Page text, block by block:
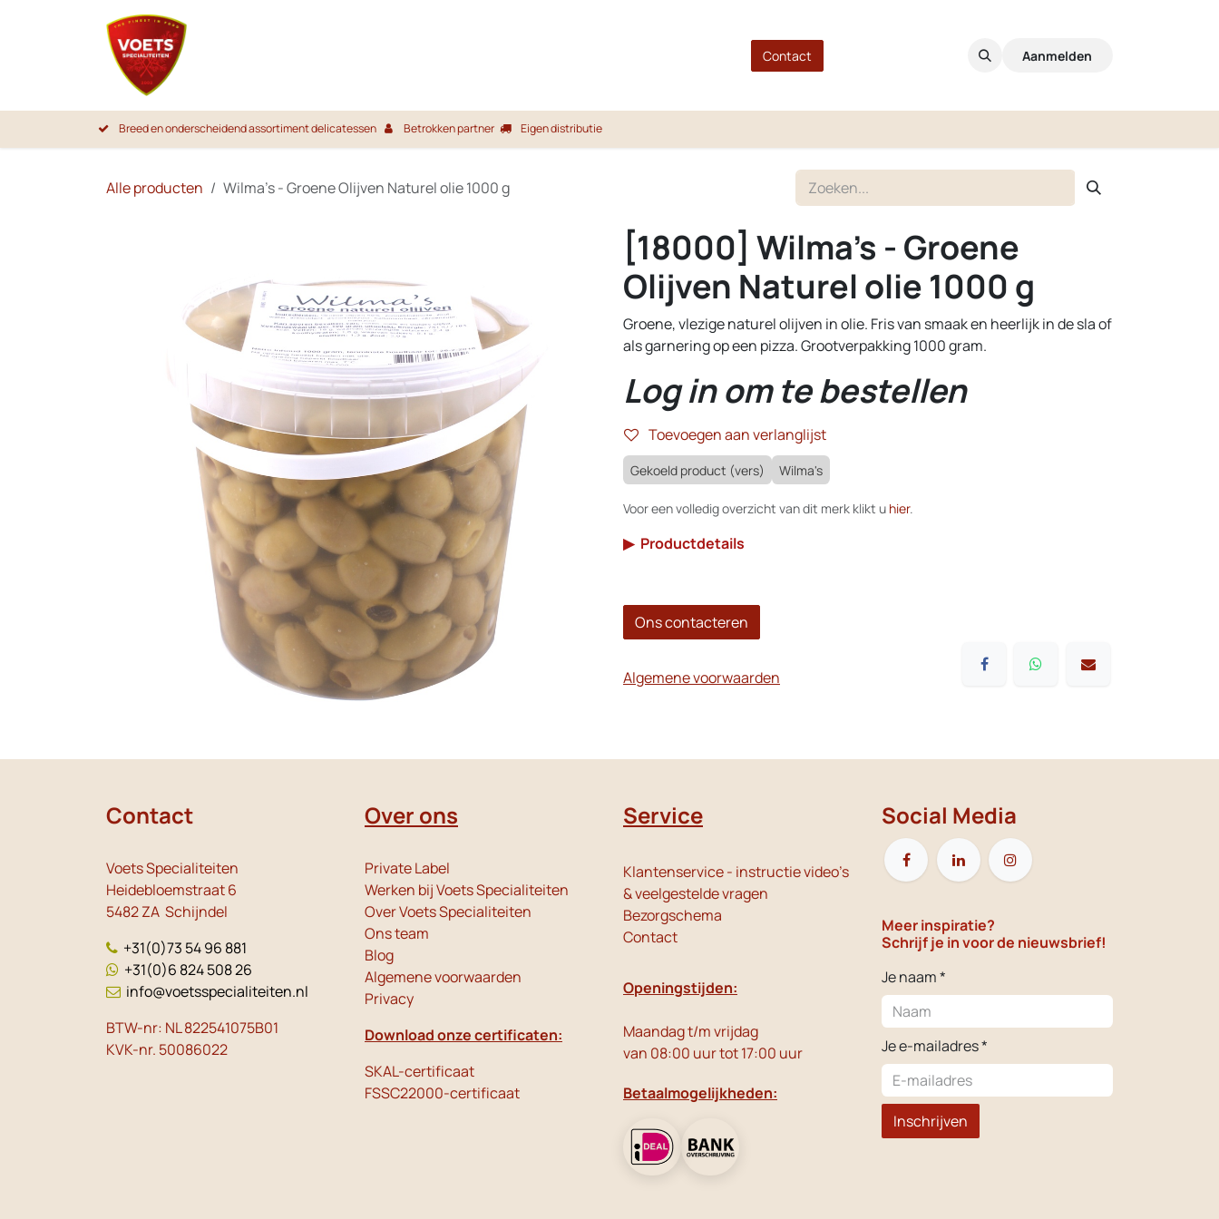
Overslaan naar inhoud
Contact Aanmelden
Breed en onderscheidend assortiment delicatessen Betrokken partner Eigen distributie
Alle producten Wilma's - Groene Olijven Naturel olie 1000 g
[18000] Wilma's - Groene
Olijven Naturel olie 1000 g
Groene, vlezige naturel olijven in olie. Fris van smaak en heerlijk in de sla of
als garnering op een pizza. Grootverpakking 1000 gram.
Log in om te bestellen
Toevoegen aan verlanglijst
Gekoeld product (vers) Wilma's
Voor een volledig overzicht van dit merk klikt u hier.
▶ Productdetails
Ons contacteren
Algemene voorwaarden
Contact
Voets Specialiteiten
Heidebloemstraat 6
5482 ZA Schijndel
+31(0)73 54 96 881
+31(0)6 824 508 26
info@voetsspecialiteiten.nl
BTW-nr: NL 822541075B01
KVK-nr. 50086022
Over ons
Private Label
Werken bij Voets Specialiteiten
Over Voets Specialiteiten
Ons team
Blog
Algemene voorwaarden
Privacy
Download onze certificaten:
SKAL-certificaat
FSSC22000-certificaat
Service
Klantenservice - instructie video's
& veelgestelde vragen
Bezorgschema
Contact
Openingstijden:
Maandag t/m vrijdag
van 08:00 uur tot 17:00 uur
Betaalmogelijkheden:
Social Media
Meer inspiratie?
Schrijf je in voor de nieuwsbrief!
Je naam *
Je e-mailadres *
Inschrijven